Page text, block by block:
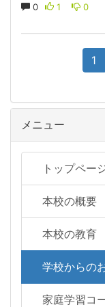
0 1 0
1
メニュー
トップペー
本校の概要
本校の教育
学校からの
家庭学習コ